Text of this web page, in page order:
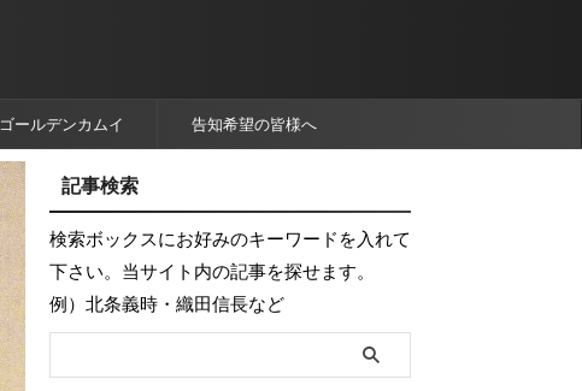
ゴールデンカムイ 告知希望の皆様へ
記事検索
検索ボックスにお好みのキーワードを入れて
下さい。当サイト内の記事を探せます。
例）北条義時・織田信長など